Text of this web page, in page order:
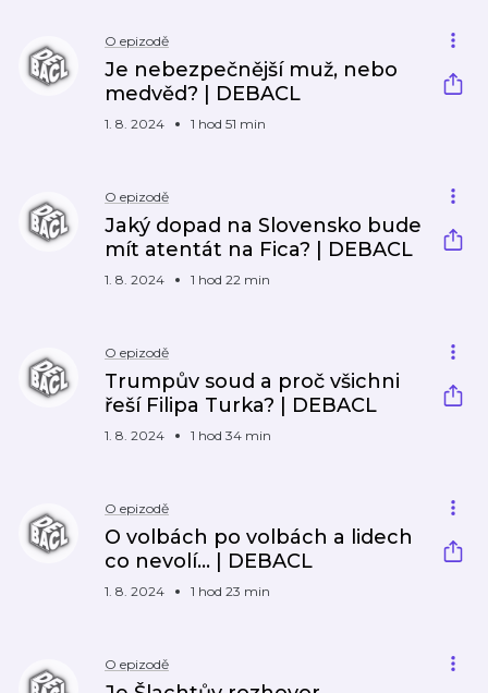
O epizodě
Je nebezpečnější muž, nebo
medvěd? | DEBACL
1. 8. 2024 1 hod 51 min
O epizodě
Jaký dopad na Slovensko bude
mít atentát na Fica? | DEBACL
1. 8. 2024 1 hod 22 min
O epizodě
Trumpův soud a proč všichni
řeší Filipa Turka? | DEBACL
1. 8. 2024 1 hod 34 min
O epizodě
O volbách po volbách a lidech
co nevolí... | DEBACL
1. 8. 2024 1 hod 23 min
O epizodě